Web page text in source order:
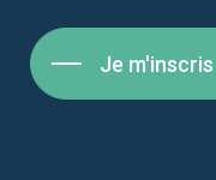
Je m'inscris